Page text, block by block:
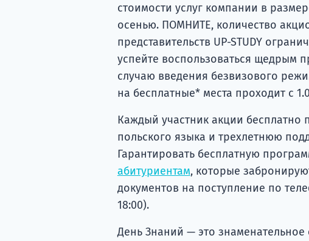
стоимости услуг компании в
осенью. ПОМНИТЕ, количество
представительств UP-STUDY
успейте воспользоваться щедрым
случаю введения безвизового
на бесплатные* места проходит с
Каждый участник акции бесплатно
польского языка и трехлетнюю
Гарантировать бесплатную
абитуриентам, которые
документов на поступление по
18:00).
День Знаний — это знаменательное